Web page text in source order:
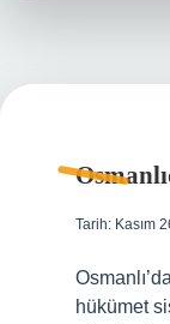
Tarih: Kasım
hükümet